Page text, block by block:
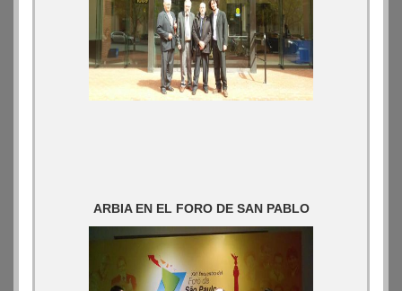
ARBIA EN EL FORO DE SAN PABLO